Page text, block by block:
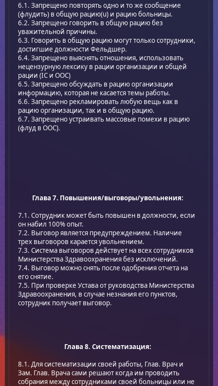
6.1. Запрещено повторять одно и то же сообщение
(флудить) в общую рацию(u) и рацию больницы.
6.2. Запрещено говорить в общую рацию без
уважительной причины.
6.3. Говорить в общую рацию могут только сотрудники,
достигшие должности Фельдшер.
6.4. Запрещено выяснять отношения, использовать
нецензурную лексику в рации организации и общей
рации (IC и ООС)
6.5. Запрещено обсуждать в рацию организации
информацию, которая не касается темы работы.
6.6. Запрещено рекламировать любую вещь как в
рацию организации, так и в общую рацию.
6.7. Запрещено устраивать массовые помехи в рацию
(флуд в ООС).
Глава 7. Повышения/выговоры/увольнения:
7.1. Сотрудник может быть повышен в должности, если
он набил 100% опыт.
7.2. Выговор является предупреждением. Наличие
трех выговоров карается увольнением.
7.3. Система выговоров действует на всех сотрудников
Министерства Здравоохранения без исключений.
7.4. Выговор можно снять после одобрения отчета на
его снятие.
7.5. При проверке Устава от руководства Министерства
Здравоохранения, в случае незнания его пунктов,
сотрудник получает выговор.
Глава 8. Систематизация:
8.1. Для систематизации своей работы, Глав. Врач и
Зам. Глав. Врача сами решают когда им проводить
собрания между сотрудниками своей больницы или не